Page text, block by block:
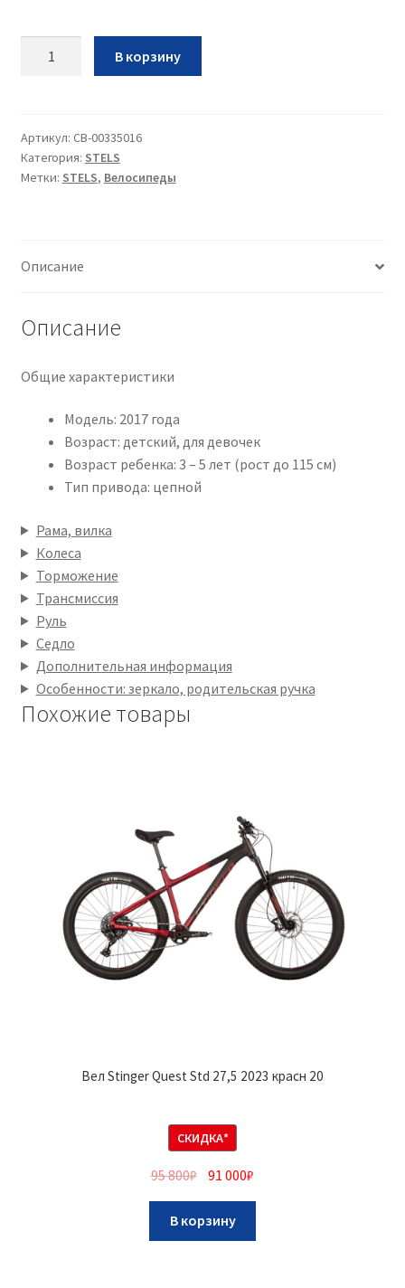
18•2025•морская
волна•12•18
В корзину
Артикул: CB-00335016
Категория: STELS
Метки: STELS, Велосипеды
Описание
Описание
Общие характеристики
Модель: 2017 года
Возраст: детский, для девочек
Возраст ребенка: 3 – 5 лет (рост до 115 см)
Тип привода: цепной
Рама, вилка
Колеса
Торможение
Трансмиссия
Руль
Седло
Дополнительная информация
Особенности: зеркало, родительская ручка
Похожие товары
Вел Stinger Quest Std 27,5 2023 красн 20
СКИДКА*
95 800₽ 91 000₽
В корзину